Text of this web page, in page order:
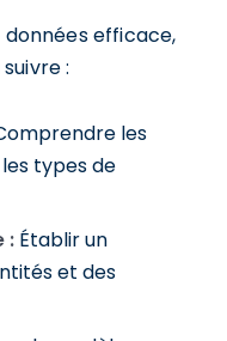
efficace,
:
les
types de
: Établir un
et des